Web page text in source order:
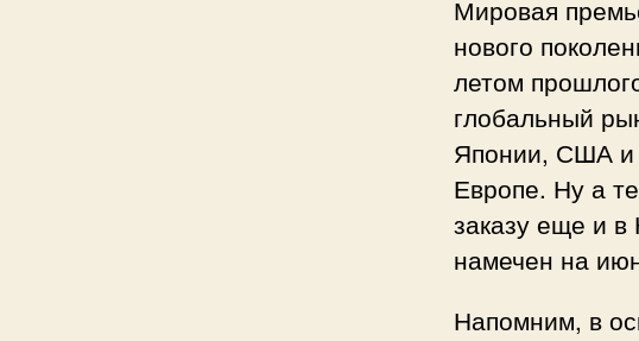
Мировая
нового
летом
глобальный
Японии, США и
Европе. Ну а
заказу еще и в
намечен на
Напомним, в